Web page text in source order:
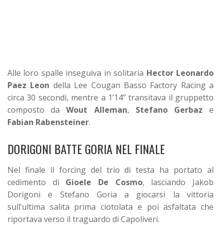
Alle loro spalle inseguiva in solitaria Hector Leonardo
Paez Leon della Lee Cougan Basso Factory Racing a
circa 30 secondi, mentre a 1’14’’ transitava il gruppetto
composto daWout Alleman, Stefano Gerbaz e
Fabian Rabensteiner.
DORIGONI BATTE GORIA NEL FINALE
Nel finale il forcing del trio di testa ha portato al
cedimento di Gioele De Cosmo, lasciando Jakob
Dorigoni e Stefano Goria a giocarsi la vittoria
sull’ultima salita prima ciotolata e poi asfaltata che
riportava verso il traguardo di Capoliveri.